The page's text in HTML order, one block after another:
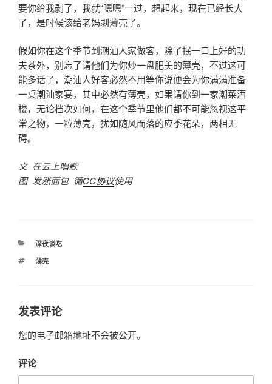
要你给我剥了，我就“嗯嗯”一过，想起来，现在已经长大
了，是时候该给老妈剥薄壳了。
假如你在这个季节到潮汕人家做客，除了抿一口上好的功
夫茶外，别忘了请他们为你炒一盘肥美的薄壳，不过这可
能多话了，潮汕人好客必然不用等你说便会为你满满准备
一桌潮汕家宴，其中必然有薄壳，如果请你到一家潮菜酒
楼，无论档次如何，在这个季节里他们都不可能忽视这平
常之物，一粒薄壳，犹如随风而落的应季花朵，两相无
碍。
文 在云上唱歌
图 发涨面包 循CC协议使用
分
深夜谈吃
标
薄壳
发表评论
您的电子邮箱地址不会被公开。
评论